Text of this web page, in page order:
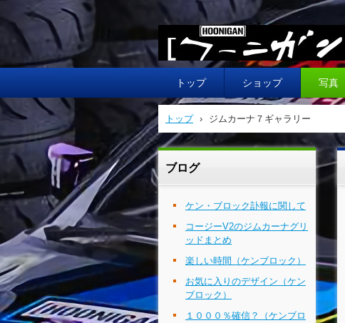
HOONIGAN フーニガン
トップ ショップ 写真
トップ › ジムカーナ７ギャラリー
ブログ
ケン・ブロック訃報に関して
コージーV2のジムカーナグリ
ッドまとめ
楽しい時間（ケンブロック）
お気に入りのデザイン（ケン
ブロック）
１０００％確信？（ケンブロ